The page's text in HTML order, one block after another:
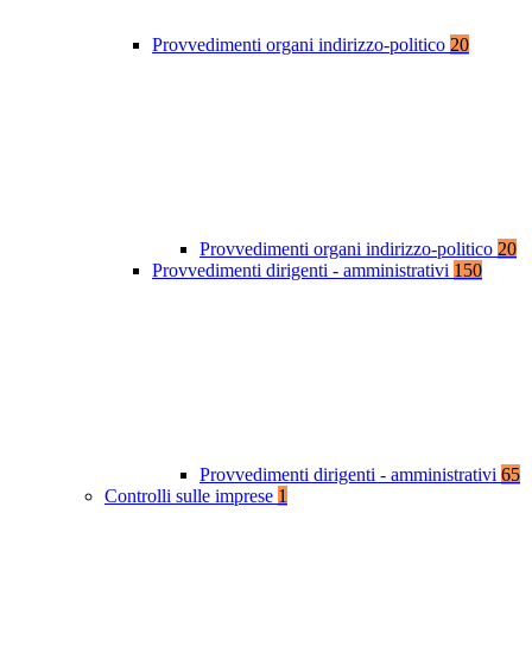
Provvedimenti organi indirizzo-politico 20
Provvedimenti organi indirizzo-politico 20
Provvedimenti dirigenti - amministrativi 150
Provvedimenti dirigenti - amministrativi 65
Controlli sulle imprese 1